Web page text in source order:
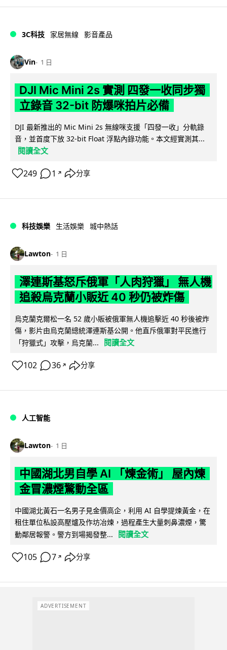
3C科技 家居無線 影音產品
Vin 1 日
DJI Mic Mini 2s 實測 四發一收同步獨
立錄音 32-bit 防爆咪拍片必備
DJI 最新推出的 Mic Mini 2s 無線咪支援「四發一收」分軌錄
音，並首度下放 32-bit Float 浮點內錄功能。本文經實測其...
閱讀全文
249 1 ↗ 分享
科技娛樂 生活娛樂 城中熱話
Lawton 1 日
澤連斯基怒斥俄軍「人肉狩獵」 無人機
追殺烏克蘭小販近 40 秒仍被炸傷
烏克蘭克爾松一名 52 歲小販被俄軍無人機追擊近 40 秒後被炸
傷，影片由烏克蘭總統澤連斯基公開。他直斥俄軍對平民進行
「狩獵式」攻擊，烏克蘭...
閱讀全文
102 36 ↗ 分享
人工智能
Lawton 1 日
中國湖北男自學 AI 「煉金術」 屋內煉
金冒濃煙驚動全區
中國湖北黃石一名男子見金價高企，利用 AI 自學提煉黃金，在
租住單位私設高壓爐及作坊冶煉，過程產生大量刺鼻濃煙，驚
動鄰居報警。警方到場揭發整...
閱讀全文
105 7 ↗ 分享
ADVERTISEMENT